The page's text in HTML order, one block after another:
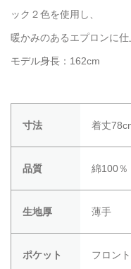
ック２色を使用し、
暖かみのあるエプロンに仕
モデル身長：162cm
寸法 着丈
品質 綿100％
生地厚 薄手
ポケット フロン